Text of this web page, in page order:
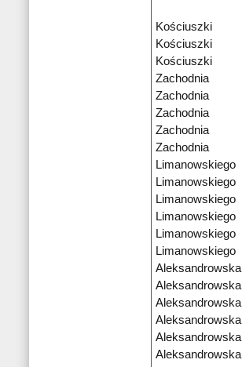
Kościuszki
Kościuszki
Kościuszki
Zachodnia
Zachodnia
Zachodnia
Zachodnia
Zachodnia
Limanowskiego
Limanowskiego
Limanowskiego
Limanowskiego
Limanowskiego
Limanowskiego
Aleksandrowska
Aleksandrowska
Aleksandrowska
Aleksandrowska
Aleksandrowska
Aleksandrowska